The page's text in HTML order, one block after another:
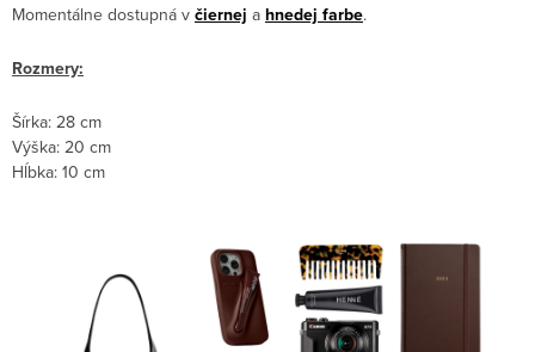
Momentálne dostupná v čiernej a hnedej farbe.
Rozmery:
Šírka: 28 cm
Výška: 20 cm
Hĺbka: 10 cm